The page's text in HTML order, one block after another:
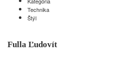
Technika
Štýl
Fulla Ľudovít